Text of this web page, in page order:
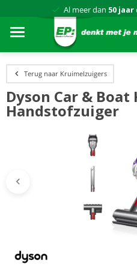
Al meer dan 50 jaar
Terug naar Kruimelzuigers
Dyson Car &
Handstofzuiger